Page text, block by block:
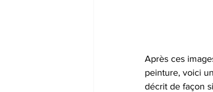
Après ces
peinture, voici
décrit de façon